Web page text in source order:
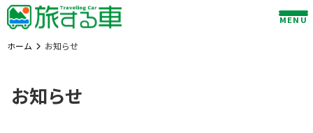
Skip
to
content
MENU
ホーム お知らせ
お知らせ